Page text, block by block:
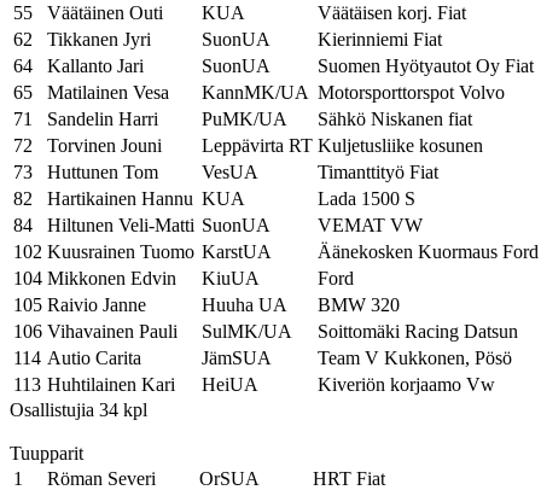
55
Väätäinen Outi KUA
Väätäisen korj. Fiat
62
Tikkanen Jyri SuonUA
Kierinniemi Fiat
64
Kallanto Jari SuonUA
Suomen Hyötyautot Oy Fiat
65
Matilainen Vesa KannMK/UA Motorsporttorspot Volvo
71
Sandelin Harri PuMK/UA
Sähkö Niskanen fiat
72
Torvinen Jouni Leppävirta RT Kuljetusliike kosunen
73
Huttunen Tom VesUA
Timanttityö Fiat
82
Hartikainen Hannu KUA
Lada 1500 S
84
Hiltunen Veli-Matti SuonUA
VEMAT VW
102 Kuusrainen Tuomo KarstUA
Äänekosken Kuormaus Ford
104 Mikkonen Edvin KiuUA
Ford
105 Raivio Janne Huuha UA
BMW 320
106 Vihavainen Pauli SulMK/UA
Soittomäki Racing Datsun
114 Autio Carita JämSUA
Team V Kukkonen, Pösö
113 Huhtilainen Kari HeiUA
Kiveriön korjaamo Vw
Osallistujia 34 kpl
Tuupparit
1
Röman Severi OrSUA
HRT Fiat